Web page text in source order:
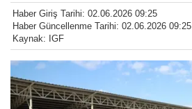
Haber Giriş Tarihi: 02.06.2026 09:25
Haber Güncellenme Tarihi: 02.06.2026 09:25
Kaynak: IGF